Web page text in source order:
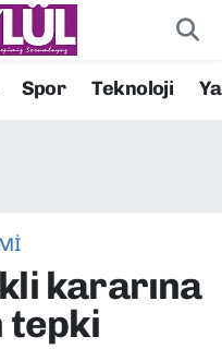
Spor Teknoloji
kararına
tepki
ve Fikstür